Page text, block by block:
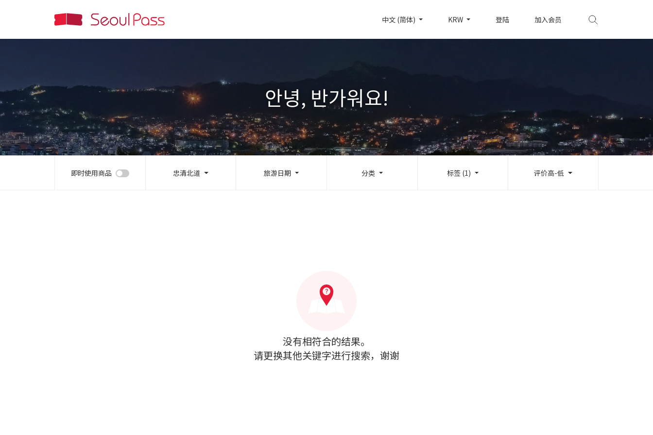
中文 (简体) KRW 登陆 加入会员
안녕, 반가워요!
即时使用商品 忠清北道 旅游日期 分类 标签 (1) 评价高-低
没有相符合的结果。
请更换其他关键字进行搜索，谢谢